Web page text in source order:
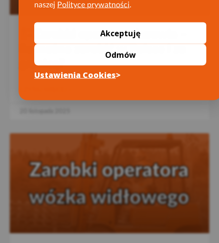
naszej Polityce prywatności
Akceptuję
Odmów
Ustawienia Cookies
Zarobki operatora żurawia –
ile można zarobić w Polsce i za
granicą?